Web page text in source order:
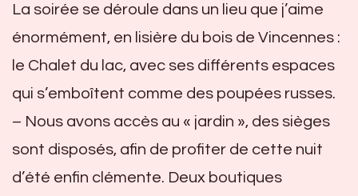
La soirée se déroule dans un lieu que j’aime
énormément, en lisière du bois de Vincennes :
le Chalet du lac, avec ses différents espaces
qui s’emboîtent comme des poupées russes.
– Nous avons accès au « jardin », des sièges
sont disposés, afin de profiter de cette nuit
d’été enfin clémente. Deux boutiques